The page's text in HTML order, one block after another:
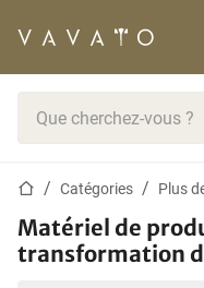
Page d'accueil
Catégories Plus
Matériel de
transformation